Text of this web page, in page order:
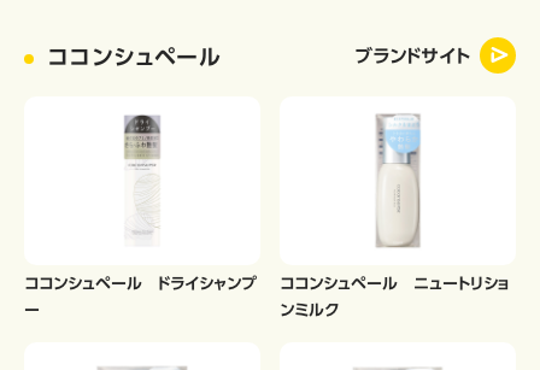
ココンシュペール ブランドサイト
ココンシュペール ドライシャンプ
ー
ココンシュペール ニュートリショ
ンミルク